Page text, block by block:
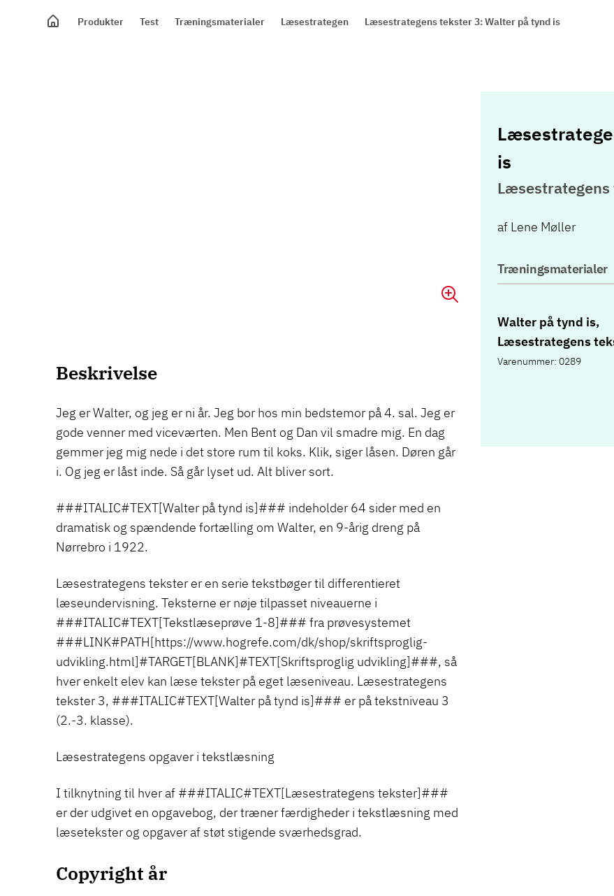
Produkter Test Træningsmaterialer Læsestrategen Læsestrategens tekster 3: Walter på tynd is
is
Læsestrategens
af Lene Møller
Træningsmaterialer
Walter på tynd is,
Læsestrategens
Varenummer: 0289
Beskrivelse
Jeg er Walter, og jeg er ni år. Jeg bor hos min bedstemor på 4. sal. Jeg er
gode venner med viceværten. Men Bent og Dan vil smadre mig. En dag
gemmer jeg mig nede i det store rum til koks. Klik, siger låsen. Døren går
i. Og jeg er låst inde. Så går lyset ud. Alt bliver sort.
###ITALIC#TEXT[Walter på tynd is]### indeholder 64 sider med en
dramatisk og spændende fortælling om Walter, en 9-årig dreng på
Nørrebro i 1922.
Læsestrategens tekster er en serie tekstbøger til differentieret
læseundervisning. Teksterne er nøje tilpasset niveauerne i
###ITALIC#TEXT[Tekstlæseprøve 1-8]### fra prøvesystemet
###LINK#PATH[https://www.hogrefe.com/dk/shop/skriftsproglig-
udvikling.html]#TARGET[BLANK]#TEXT[Skriftsproglig udvikling]###, så
hver enkelt elev kan læse tekster på eget læseniveau. Læsestrategens
tekster 3, ###ITALIC#TEXT[Walter på tynd is]### er på tekstniveau 3
(2.-3. klasse).
Læsestrategens opgaver i tekstlæsning
I tilknytning til hver af ###ITALIC#TEXT[Læsestrategens tekster]###
er der udgivet en opgavebog, der træner færdigheder i tekstlæsning med
læsetekster og opgaver af støt stigende sværhedsgrad.
Copyright år